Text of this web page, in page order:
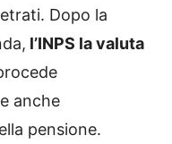
Dopo la
l’INPS la valuta
anche
pensione.